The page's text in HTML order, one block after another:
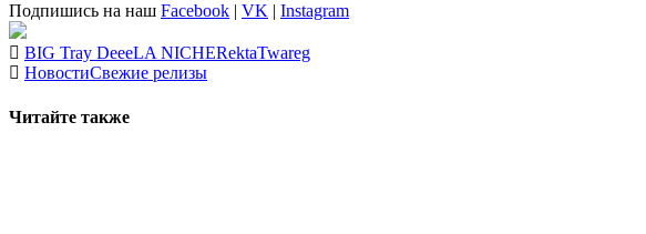
Подпишись на наш Facebook | VK | Instagram
BIG Tray DeeeLA NICHERektaTwareg
НовостиСвежие релизы
Читайте также